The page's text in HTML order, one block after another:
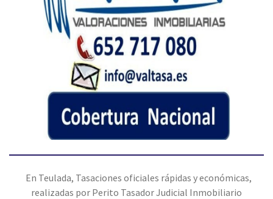
En Teulada, Tasaciones oficiales rápidas y económicas,
realizadas por Perito Tasador Judicial Inmobiliario